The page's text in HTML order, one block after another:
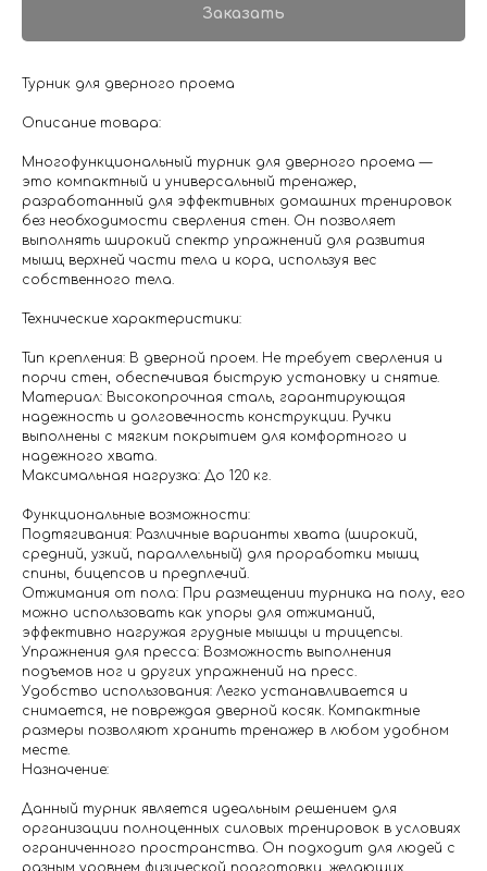
Заказать
Турник для дверного проема
Описание товара:
Многофункциональный турник для дверного проема —
это компактный и универсальный тренажер,
разработанный для эффективных домашних тренировок
без необходимости сверления стен. Он позволяет
выполнять широкий спектр упражнений для развития
мышц верхней части тела и кора, используя вес
собственного тела.
Технические характеристики:
Тип крепления: В дверной проем. Не требует сверления и
порчи стен, обеспечивая быструю установку и снятие.
Материал: Высокопрочная сталь, гарантирующая
надежность и долговечность конструкции. Ручки
выполнены с мягким покрытием для комфортного и
надежного хвата.
Максимальная нагрузка: До 120 кг.
Функциональные возможности:
Подтягивания: Различные варианты хвата (широкий,
средний, узкий, параллельный) для проработки мышц
спины, бицепсов и предплечий.
Отжимания от пола: При размещении турника на полу, его
можно использовать как упоры для отжиманий,
эффективно нагружая грудные мышцы и трицепсы.
Упражнения для пресса: Возможность выполнения
подъемов ног и других упражнений на пресс.
Удобство использования: Легко устанавливается и
снимается, не повреждая дверной косяк. Компактные
размеры позволяют хранить тренажер в любом удобном
месте.
Назначение:
Данный турник является идеальным решением для
организации полноценных силовых тренировок в условиях
ограниченного пространства. Он подходит для людей с
разным уровнем физической подготовки, желающих